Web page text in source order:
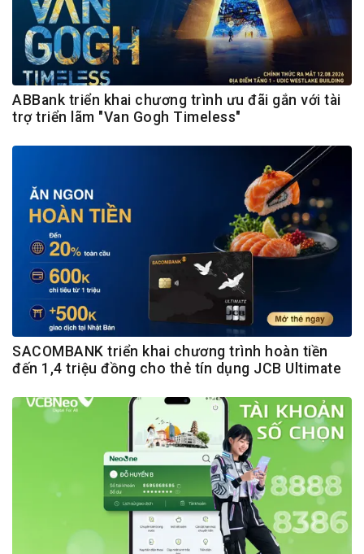
ABBank triển khai chương trình ưu đãi gắn với tài
trợ triển lãm "Van Gogh Timeless"
SACOMBANK triển khai chương trình hoàn tiền
đến 1,4 triệu đồng cho thẻ tín dụng JCB Ultimate